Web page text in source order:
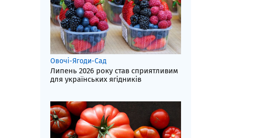
Овочі-Ягоди-Сад
Липень 2026 року став сприятливим
для українських ягідників